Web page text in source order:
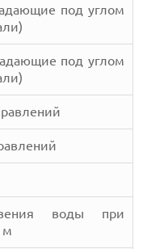
под углом
под углом
воды при
м